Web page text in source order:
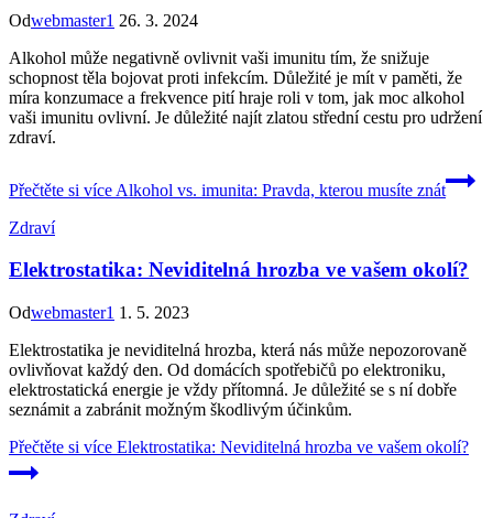
Odwebmaster1 26. 3. 2024
Alkohol může negativně ovlivnit vaši imunitu tím, že snižuje
schopnost těla bojovat proti infekcím. Důležité je mít v paměti, že
míra konzumace a frekvence pití hraje roli v tom, jak moc alkohol
vaši imunitu ovlivní. Je důležité najít zlatou střední cestu pro udržení
zdraví.
Přečtěte si více Alkohol vs. imunita: Pravda, kterou musíte znát
Zdraví
Elektrostatika: Neviditelná hrozba ve vašem okolí?
Odwebmaster1 1. 5. 2023
Elektrostatika je neviditelná hrozba, která nás může nepozorovaně
ovlivňovat každý den. Od domácích spotřebičů po elektroniku,
elektrostatická energie je vždy přítomná. Je důležité se s ní dobře
seznámit a zabránit možným škodlivým účinkům.
Přečtěte si více Elektrostatika: Neviditelná hrozba ve vašem okolí?